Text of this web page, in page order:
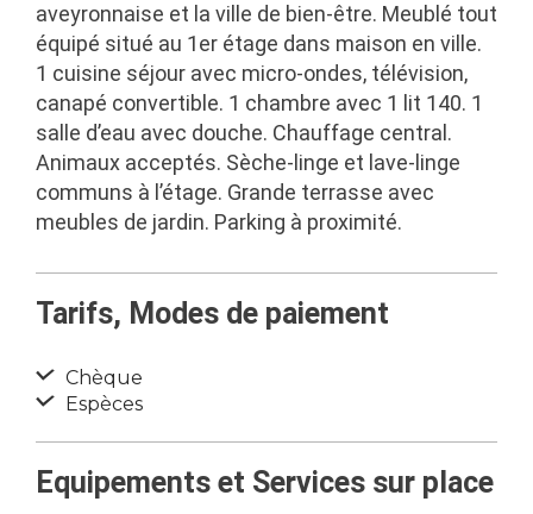
aveyronnaise et la ville de bien-être. Meublé tout
équipé situé au 1er étage dans maison en ville.
1 cuisine séjour avec micro-ondes, télévision,
canapé convertible. 1 chambre avec 1 lit 140. 1
salle d’eau avec douche. Chauffage central.
Animaux acceptés. Sèche-linge et lave-linge
communs à l’étage. Grande terrasse avec
meubles de jardin. Parking à proximité.
Tarifs, Modes de paiement
Chèque
Espèces
Equipements et Services sur place